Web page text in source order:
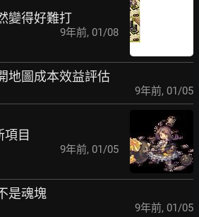
變得好難打
9年前, 01/08
地圖成本效益評估
9年前, 01/05
項目
9年前, 01/05
是魂塊
9年前, 01/05